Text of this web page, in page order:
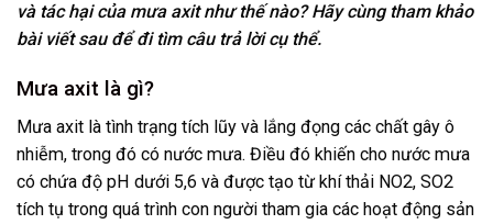
và tác hại của mưa axit như thế nào? Hãy cùng tham khảo
bài viết sau để đi tìm câu trả lời cụ thể.
Mưa axit là gì?
Mưa axit là tình trạng tích lũy và lắng đọng các chất gây ô
nhiễm, trong đó có nước mưa. Điều đó khiến cho nước mưa
có chứa độ pH dưới 5,6 và được tạo từ khí thải NO2, SO2
tích tụ trong quá trình con người tham gia các hoạt động sản